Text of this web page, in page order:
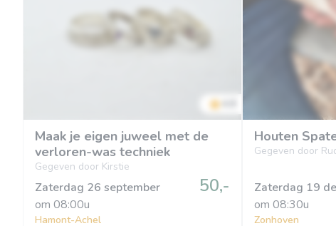
Maak je eigen juweel met de
verloren-was techniek
Gegeven door Kirstie
Zaterdag 26 september
om 08:00u
50,-
Hamont-Achel
Houten
Gegeven door
Zaterdag 19
om 08:30u
Zonhoven